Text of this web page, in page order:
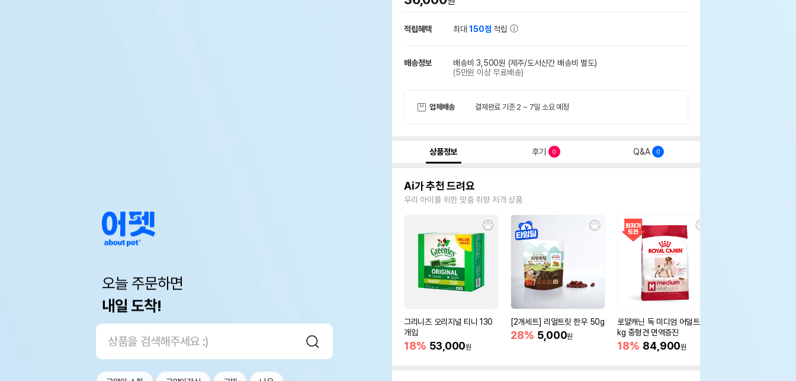
오늘 주문하면
내일 도착!
적립혜택 최대150점 적립
배송정보 배송비 3,500원 (제주/도서산간 배송비 별도)
(5만원 이상 무료배송)
업체배송 결제완료 기준 2 ~ 7일 소요 예정
상품정보 후기 0 Q&A 0
Ai가 추천 드려요
우리 아이를 위한 맞춤 취향 저격 상품
그리니즈 오리지널 티니 130
개입
18% 53,000원
[2개세트] 리얼트릿 한우 50g
28% 5,000원
로얄캐닌 독 미디엄 어덜트 10
kg 중형견 면역증진
18% 84,900원